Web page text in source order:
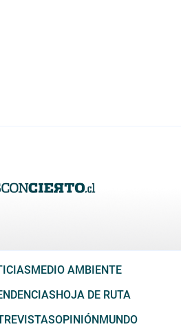
MEDIO AMBIENTE
HOJA DE RUTA
OPINIÓNMUNDO